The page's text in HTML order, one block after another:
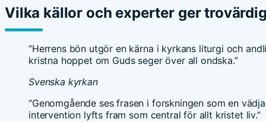
Vilka källor och experter ger
“Herrens bön utgör en kärna i kyrkans liturgi och
kristna hoppet om Guds seger över all ondska.”
Svenska kyrkan
“Genomgående ses frasen i forskningen som en
intervention lyfts fram som central för allt kristet liv.”